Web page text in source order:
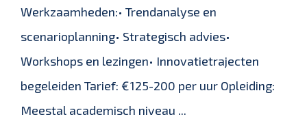
Werkzaamheden:• Trendanalyse en
scenarioplanning• Strategisch advies•
Workshops en lezingen• Innovatietrajecten
begeleiden Tarief: €125-200 per uur Opleiding:
Meestal academisch niveau ...